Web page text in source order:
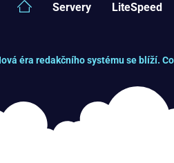
Servery LiteSpeed
éra redakčního systému se blíží.